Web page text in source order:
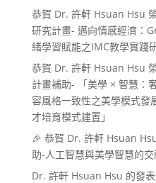
恭賀 Dr. 許軒 Hsuan Hsu
研究計畫- 邁向情感經濟：
緒學習賦能之IMC教學實踐
恭賀 Dr. 許軒 Hsuan Hsu
計畫補助- 「美學 × 智慧：
容風格一致性之美學模式發
才培育模式建置」
🎉 恭賀 Dr. 許軒 Hsuan
助-人工智慧與美學智慧的交
Dr. 許軒 Hsuan Hsu 的發